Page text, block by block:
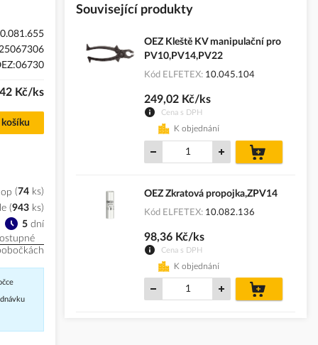
Kč/ks
74 ks
5dní
(943 ks)
Související produkty
OEZ Kleště KV manipulační pro
PV10,PV14,PV22
Kód ELFETEX 10.045.104
Cena s DPH
249,02 Kč/ks
K objednání
košíku
OEZ Zkratová propojka,ZPV14
Kód ELFETEX 10.082.136
Cena s DPH
98,36 Kč/ks
K objednání
košíku